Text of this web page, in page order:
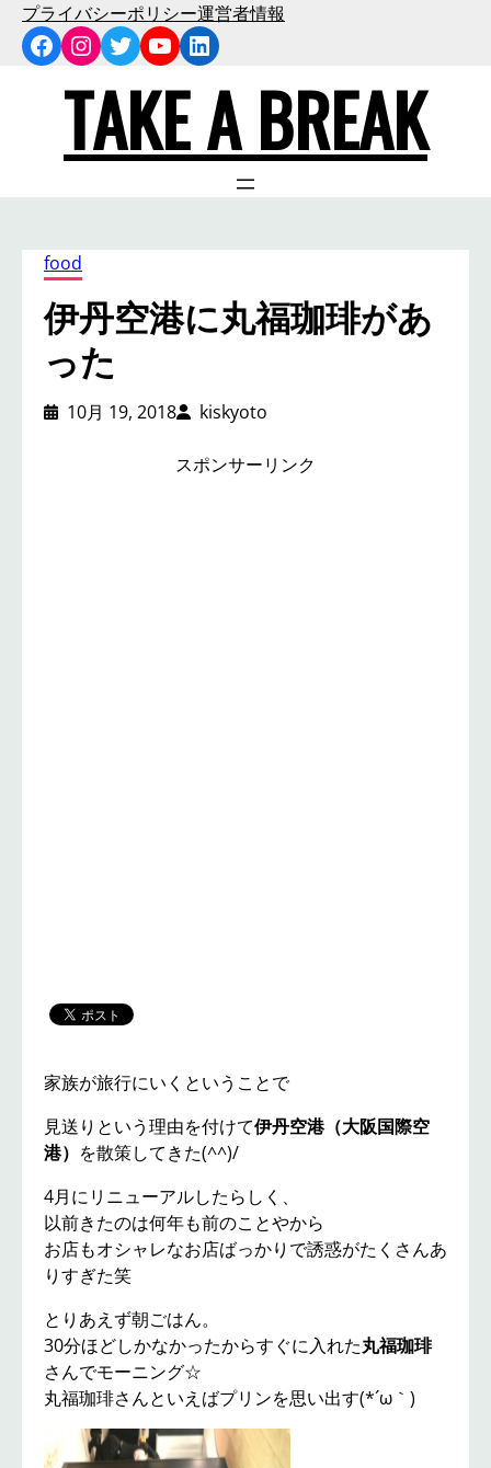
プライバシーポリシー運営者情報
Facebook
Instagram
Twitter
YouTube
LinkedIn
TAKE A BREAK
food
伊丹空港に丸福珈琲があ
った
10月 19, 2018 kiskyoto
スポンサーリンク
家族が旅行にいくということで
見送りという理由を付けて伊丹空港（大阪国際空
港） を散策してきた(^^)/
4月にリニューアルしたらしく、
以前きたのは何年も前のことやから
お店もオシャレなお店ばっかりで誘惑がたくさんあ
りすぎた笑
とりあえず朝ごはん。
30分ほどしかなかったからすぐに入れた丸福珈琲
さんでモーニング☆
丸福珈琲さんといえばプリンを思い出す(*´ω｀)